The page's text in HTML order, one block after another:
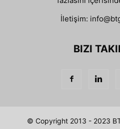
İletişim:
BIZI
© Copyright 2013 - 2023